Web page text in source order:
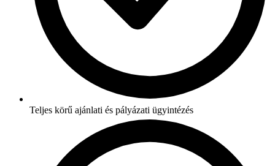
Teljes körű ajánlati és pályázati ügyintézés